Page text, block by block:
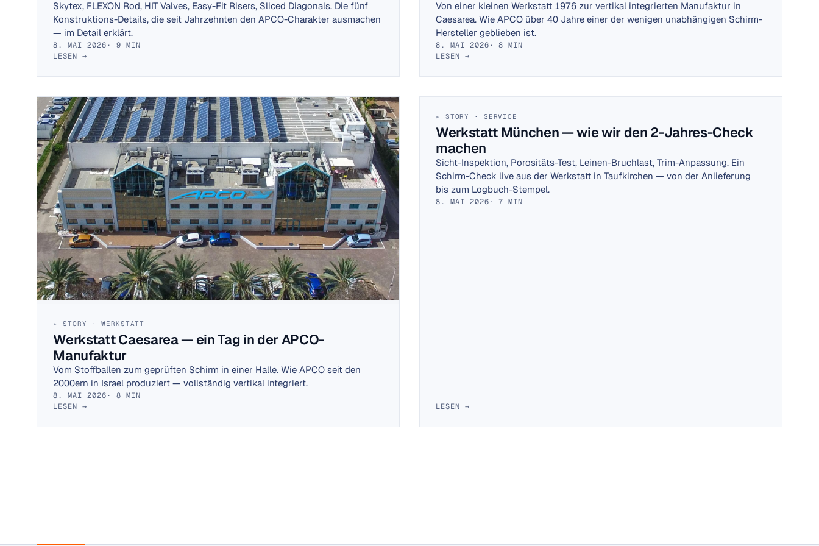
Skytex, FLEXON Rod, HIT Valves, Easy-Fit Risers, Sliced Diagonals. Die fünf
Konstruktions-Details, die seit Jahrzehnten den APCO-Charakter ausmachen
— im Detail erklärt.
8. MAI 2026 · 9 MIN
LESEN →
Von einer kleinen Werkstatt 1976 zur vertikal integrierten Manufaktur in
Caesarea. Wie APCO über 40 Jahre einer der wenigen unabhängigen Schirm-
Hersteller geblieben ist.
8. MAI 2026 · 8 MIN
LESEN →
STORY · WERKSTATT
Werkstatt Caesarea — ein Tag in der APCO-
Manufaktur
Vom Stoffballen zum geprüften Schirm in einer Halle. Wie APCO seit den
2000ern in Israel produziert — vollständig vertikal integriert.
8. MAI 2026 · 8 MIN
LESEN →
STORY · SERVICE
Werkstatt München — wie wir den 2-Jahres-Check
machen
Sicht-Inspektion, Porositäts-Test, Leinen-Bruchlast, Trim-Anpassung. Ein
Schirm-Check live aus der Werkstatt in Taufkirchen — von der Anlieferung
bis zum Logbuch-Stempel.
8. MAI 2026 · 7 MIN
LESEN →